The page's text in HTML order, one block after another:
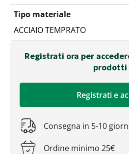
Tipo materiale
ACCIAIO TEMPRATO
Registrati ora per
prodotti
Registrati e
Consegna in 5-10
Ordine minimo 25€